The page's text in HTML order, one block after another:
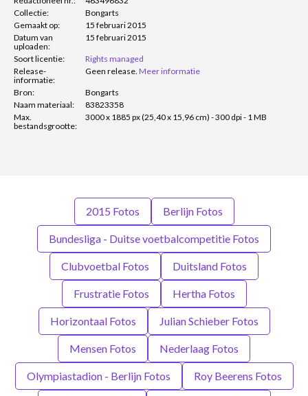
Collectie:
Bongarts
Gemaakt op:
15 februari 2015
Datum van
uploaden:
15 februari 2015
Soort licentie:
Rights managed
Release-
informatie:
Geen release. Meer informatie
Bron:
Bongarts
Naam materiaal:
83823358
Max.
bestandsgrootte:
3000 x 1885 px (25,40 x 15,96 cm) - 300 dpi - 1 MB
2015 Fotos Berlijn Fotos
Bundesliga - Duitse voetbalcompetitie Fotos
Clubvoetbal Fotos Duitsland Fotos
Frustratie Fotos Hertha Fotos
Horizontaal Fotos Julian Schieber Fotos
Mensen Fotos Nederlaag Fotos
Olympiastadion - Berlijn Fotos Roy Beerens Fotos